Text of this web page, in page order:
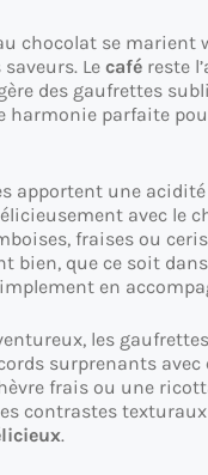
chocolat se marient
Le café reste
des gaufrettes
harmonie parfaite
apportent une
avec le
fraises ou
bien, que ce soit
en
les
surprenants
frais ou une
contrastes
.